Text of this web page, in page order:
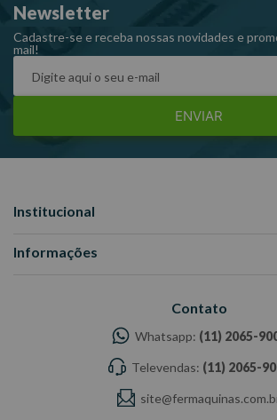
Newsletter
Cadastre-se e receba nossas novidades e
mail!
ENVIAR
Institucional
Informações
Contato
Whatsapp: (11) 2065-
Televendas: (11) 2065-